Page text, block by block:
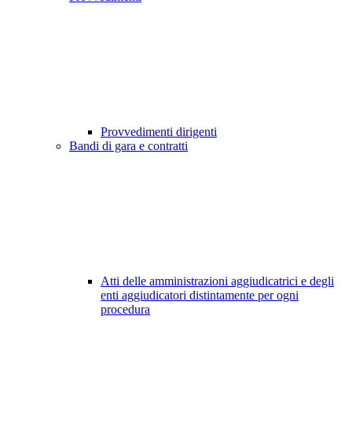
Provvedimenti dirigenti
Bandi di gara e contratti
Atti delle amministrazioni aggiudicatrici e degli
enti aggiudicatori distintamente per ogni
procedura